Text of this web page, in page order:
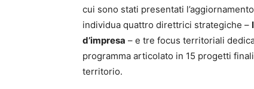
cui sono stati presentati
individua quattro direttrici strategiche –
d’impresa – e tre focus territoriali
programma articolato in 15 progetti
territorio.